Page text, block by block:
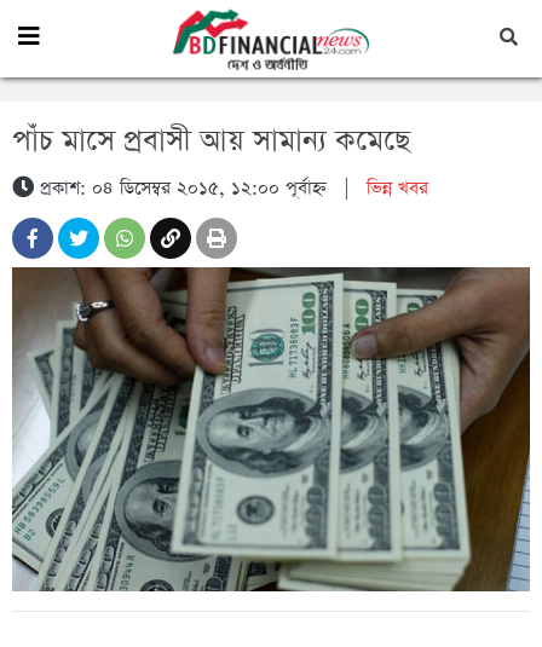
পাঁচ মাসে প্রবাসী আয় সামান্য কমেছে
প্রকাশ: ০৪ ডিসেম্বর ২০১৫, ১২:০০ পূর্বাহ্ন|ভিন্ন খবর